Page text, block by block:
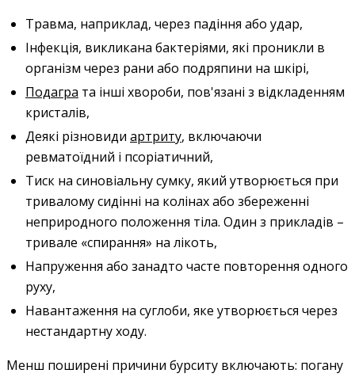
Травма, наприклад, через падіння або удар,
Інфекція, викликана бактеріями, які проникли в
організм через рани або подряпини на шкірі,
Подагра та інші хвороби, пов'язані з відкладенням
кристалів,
Деякі різновиди артриту, включаючи
ревматоїдний і псоріатичний,
Тиск на синовіальну сумку, який утворюється при
тривалому сидінні на колінах або збереженні
неприродного положення тіла. Один з прикладів –
тривале «спирання» на лікоть,
Напруження або занадто часте повторення одного
руху,
Навантаження на суглоби, яке утворюється через
нестандартну ходу.
Менш поширені причини бурситу включають: погану